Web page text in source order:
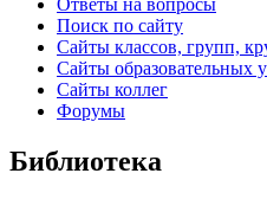
Поиск по сайту
Сайты классов, групп,
Сайты образовательных
Сайты коллег
Форумы
Библиотека